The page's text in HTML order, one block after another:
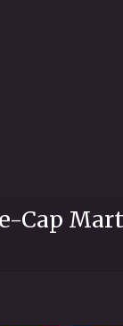
Cap